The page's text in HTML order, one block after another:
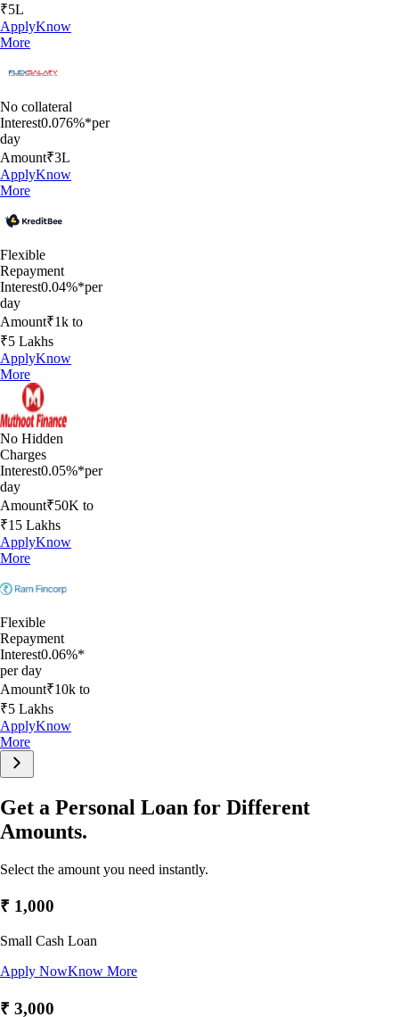
₹5L
ApplyKnow
More
No collateral
Interest0.076%*per
day
Amount₹3L
ApplyKnow
More
Flexible
Repayment
Interest0.04%*per
day
Amount₹1k to
₹5 Lakhs
ApplyKnow
More
No Hidden
Charges
Interest0.05%*per
day
Amount₹50K to
₹15 Lakhs
ApplyKnow
More
Flexible
Repayment
Interest0.06%*
per day
Amount₹10k to
₹5 Lakhs
ApplyKnow
More
Get a Personal Loan for Different
Amounts.
Select the amount you need instantly.
₹ 1,000
Small Cash Loan
Apply NowKnow More
₹ 3,000